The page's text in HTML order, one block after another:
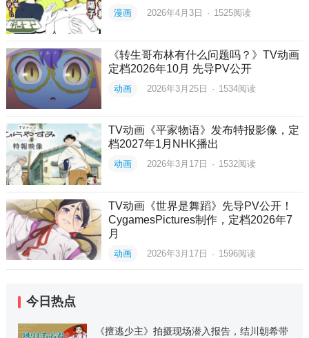
漫画 2026年4月3日 · 1525阅读
《转生哥布林有什么问题吗？》TV动画
定档2026年10月 先导PV公开
动画 2026年3月25日 · 1534阅读
TV动画《平家物语》发布特报影像，定
档2027年1月NHK播出
动画 2026年3月17日 · 1532阅读
TV动画《世界是舞蹈》先导PV公开！
CygamesPictures制作，定档2026年7
月
动画 2026年3月17日 · 1596阅读
今日热点
《擅逃少主》拍摄现场潜入报告，结川朝希带